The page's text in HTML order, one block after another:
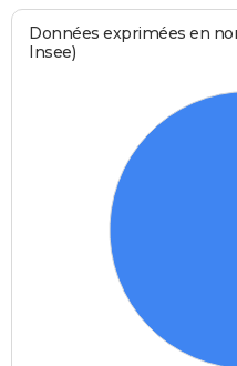
Données exprimées en
Insee)